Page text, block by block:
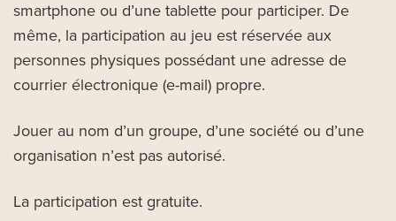
smartphone ou d’une tablette pour participer. De
même, la participation au jeu est réservée aux
personnes physiques possédant une adresse de
courrier électronique (e-mail) propre.
Jouer au nom d’un groupe, d’une société ou d’une
organisation n’est pas autorisé.
La participation est gratuite.